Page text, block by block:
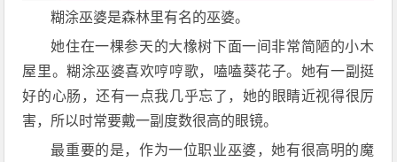
糊涂巫婆是森林里有名的巫婆。
她住在一棵参天的大橡树下面一间非常简陋的小木
屋里。糊涂巫婆喜欢哼哼歌，嗑嗑葵花子。她有一副挺
好的心肠，还有一点我几乎忘了，她的眼睛近视得很厉
害，所以时常要戴一副度数很高的眼镜。
最重要的是，作为一位职业巫婆，她有很高明的魔